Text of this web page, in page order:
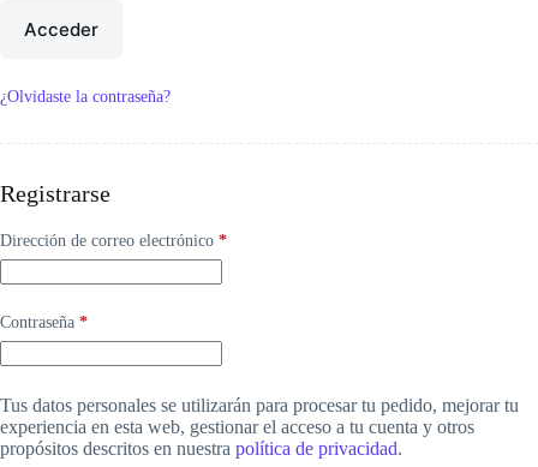
Acceder
¿Olvidaste la contraseña?
Registrarse
Dirección de correo electrónico *Obligatorio
Contraseña *Obligatorio
Tus datos personales se utilizarán para procesar tu pedido, mejorar tu
experiencia en esta web, gestionar el acceso a tu cuenta y otros
propósitos descritos en nuestra política de privacidad.